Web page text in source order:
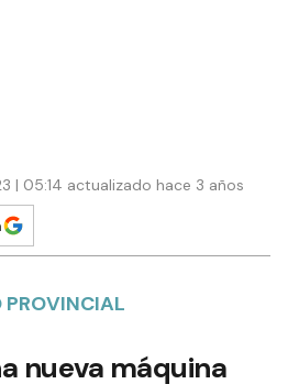
| 05:14 actualizado hace 3 años
PROVINCIAL
nueva máquina